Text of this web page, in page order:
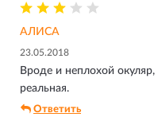
АЛИСА
23.05.2018
Вроде и неплохой
реальная.
Ответить